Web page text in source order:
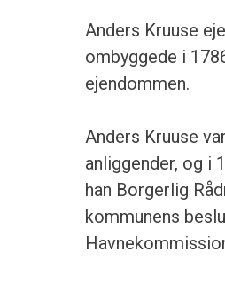
Anders Kruuse
ombyggede i
ejendommen.
Anders Kruuse
anliggender, og i
han Borgerlig
kommunens